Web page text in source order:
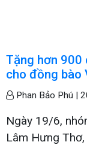
Tặng hơn 900
cho đồng bào
Phan Bảo Phú |
Ngày 19/6,
Lâm Hưng